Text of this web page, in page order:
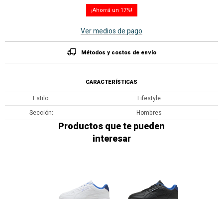
17
Ver medios de pago
Métodos y costos de envío
CARACTERÍSTICAS
Estilo
Lifestyle
Sección
Hombres
Productos que te pueden
interesar